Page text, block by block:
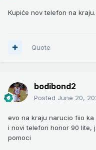
Kupiće nov telefon na kraju.
Quote
bodibond2
Posted June 20,
evo na kraju narucio fiio
i novi telefon honor 90 lite,
pomoci